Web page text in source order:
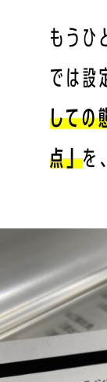
もうひ
では設
しての
点」を